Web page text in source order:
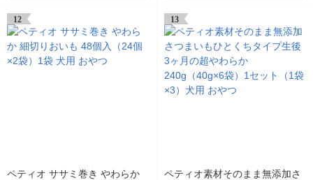
12
ペティオ ササミ巻き やわらか
13
ペティオ素材そのまま無添加さ